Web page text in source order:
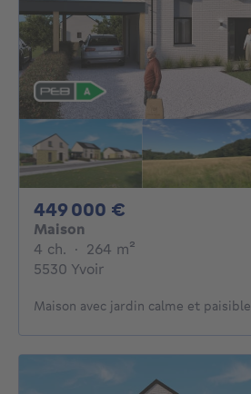
449 000 €
Maison
4 ch. 4 chambres
· 264 m²
5530 Yvoir
Maison avec jardin calme et paisible